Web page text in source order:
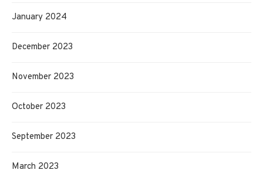
January 2024
December 2023
November 2023
October 2023
September 2023
March 2023